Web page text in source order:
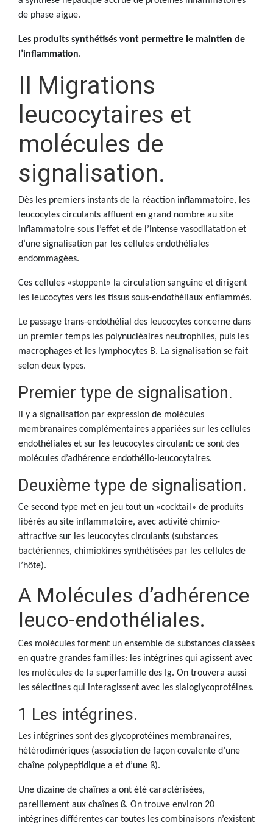
de phase aigue.
Les produits synthétisés vont permettre le maintien de
l’inflammation.
II Migrations
leucocytaires et
molécules de
signalisation.
Dès les premiers instants de la réaction inflammatoire, les
leucocytes circulants affluent en grand nombre au site
inflammatoire sous l’effet et de l’intense vasodilatation et
d’une signalisation par les cellules endothéliales
endommagées.
Ces cellules «stoppent» la circulation sanguine et dirigent
les leucocytes vers les tissus sous-endothéliaux enflammés.
Le passage trans-endothélial des leucocytes concerne dans
un premier temps les polynucléaires neutrophiles, puis les
macrophages et les lymphocytes B. La signalisation se fait
selon deux types.
Premier type de signalisation.
Il y a signalisation par expression de molécules
membranaires complémentaires appariées sur les cellules
endothéliales et sur les leucocytes circulant: ce sont des
molécules d’adhérence endothélio-leucocytaires.
Deuxième type de signalisation.
Ce second type met en jeu tout un «cocktail» de produits
libérés au site inflammatoire, avec activité chimio-
attractive sur les leucocytes circulants (substances
bactériennes, chimiokines synthétisées par les cellules de
l’hôte).
A Molécules d’adhérence
leuco-endothéliales.
Ces molécules forment un ensemble de substances classées
en quatre grandes familles: les intégrines qui agissent avec
les molécules de la superfamille des Ig. On trouvera aussi
les sélectines qui interagissent avec les sialoglycoprotéines.
1 Les intégrines.
Les intégrines sont des glycoprotéines membranaires,
hétérodimériques (association de façon covalente d’une
chaîne polypeptidique a et d’une ß).
Une dizaine de chaînes a ont été caractérisées,
pareillement aux chaînes ß. On trouve environ 20
intégrines différentes car toutes les combinaisons n’existent